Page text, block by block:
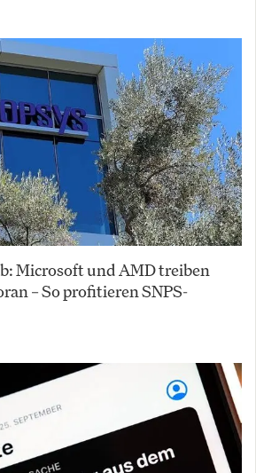
Microsoft und AMD treiben
– So profitieren SNPS-